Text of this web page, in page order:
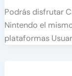
Podrás disfrutar
Nintendo el
plataformas